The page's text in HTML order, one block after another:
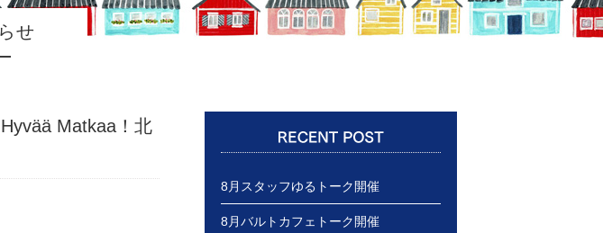
せ
Matkaa！北
8月スタッフゆるトーク開催
8月バルトカフェトーク開催